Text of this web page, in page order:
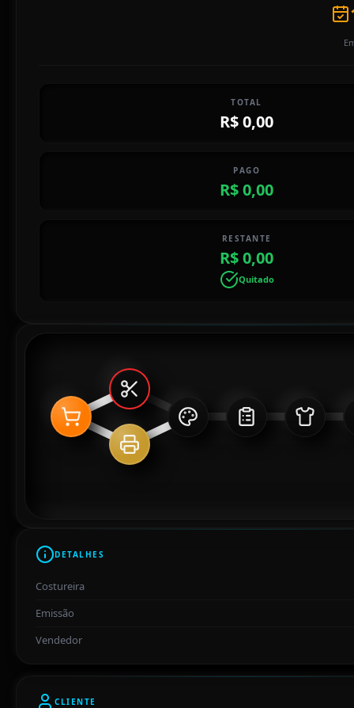
TOTAL
R$ 0,00
PAGO
R$ 0,00
RESTANTE
R$ 0,00
Quitado
DETALHES
Costureira
Emissão
Vendedor
CLIENTE